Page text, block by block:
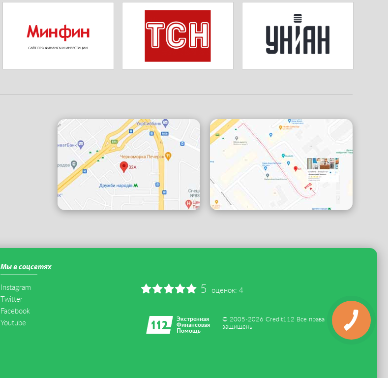
Мы в соцсетях
Instagram
Twitter
Facebook
Youtube
5 оценок: 4
Экстренная
Финансовая
Помощь
© 2005-2026 Credit112 Все права
защищены